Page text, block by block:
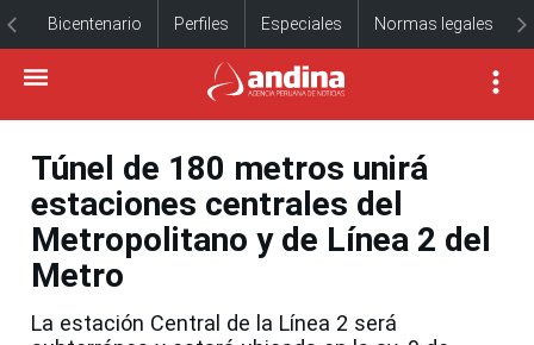
Bicentenario Perfiles Especiales Normas legales
Túnel de 180 metros unirá
estaciones centrales del
Metropolitano y de Línea 2 del
Metro
La estación Central de la Línea 2 será